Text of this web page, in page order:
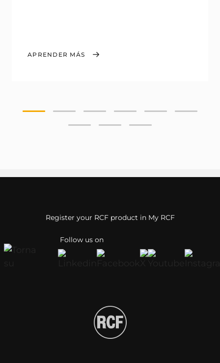
APRENDER MÁS
Follow us on
Register your RCF product in My RCF